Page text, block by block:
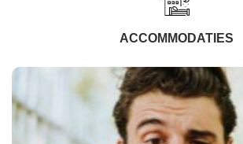
ACCOMMODATIES